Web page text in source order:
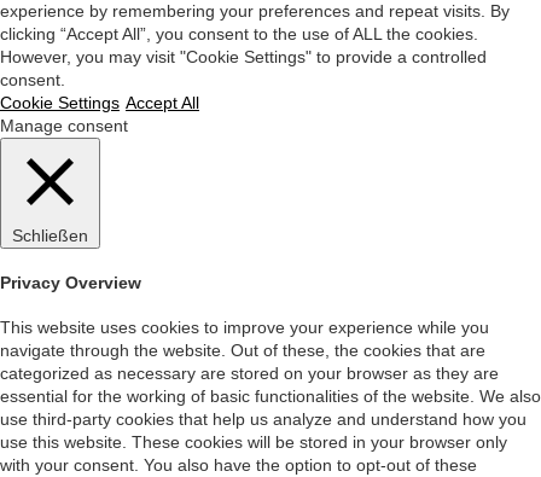
experience by remembering your preferences and repeat visits. By
clicking “Accept All”, you consent to the use of ALL the cookies.
However, you may visit "Cookie Settings" to provide a controlled
consent.
Cookie Settings Accept All
Manage consent
Schließen
Privacy Overview
This website uses cookies to improve your experience while you
navigate through the website. Out of these, the cookies that are
categorized as necessary are stored on your browser as they are
essential for the working of basic functionalities of the website. We also
use third-party cookies that help us analyze and understand how you
use this website. These cookies will be stored in your browser only
with your consent. You also have the option to opt-out of these